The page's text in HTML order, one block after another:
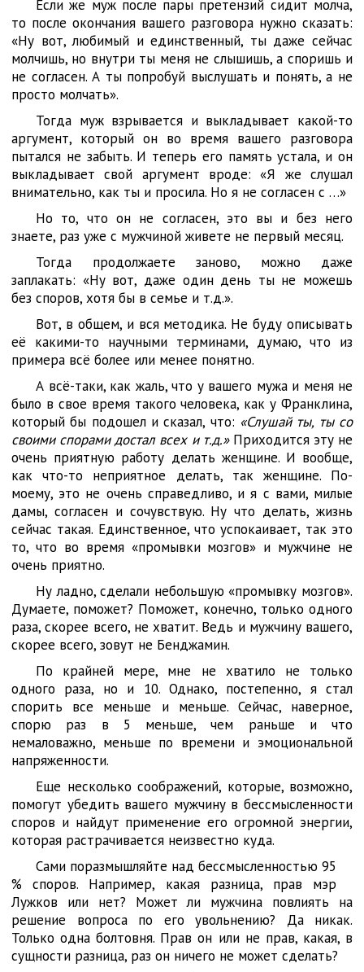
Если же муж после пары претензий сидит молча,
то после окончания вашего разговора нужно сказать:
«Ну вот, любимый и единственный, ты даже сейчас
молчишь, но внутри ты меня не слышишь, а споришь и
не согласен. А ты попробуй выслушать и понять, а не
просто молчать».
Тогда муж взрывается и выкладывает какой-то
аргумент, который он во время вашего разговора
пытался не забыть. И теперь его память устала, и он
выкладывает свой аргумент вроде: «Я же слушал
внимательно, как ты и просила. Но я не согласен с …»
Но то, что он не согласен, это вы и без него
знаете, раз уже с мужчиной живете не первый месяц.
Тогда продолжаете заново, можно даже
заплакать: «Ну вот, даже один день ты не можешь
без споров, хотя бы в семье и т.д.».
Вот, в общем, и вся методика. Не буду описывать
её какими-то научными терминами, думаю, что из
примера всё более или менее понятно.
А всё-таки, как жаль, что у вашего мужа и меня не
было в свое время такого человека, как у Франклина,
который бы подошел и сказал, что: «Слушай ты, ты со
своими спорами достал всех и т.д.»Приходится эту не
очень приятную работу делать женщине. И вообще,
как что-то неприятное делать, так женщине. По-
моему, это не очень справедливо, и я с вами, милые
дамы, согласен и сочувствую. Ну что делать, жизнь
сейчас такая. Единственное, что успокаивает, так это
то, что во время «промывки мозгов» и мужчине не
очень приятно.
Ну ладно, сделали небольшую «промывку мозгов».
Думаете, поможет? Поможет, конечно, только одного
раза, скорее всего, не хватит. Ведь и мужчину вашего,
скорее всего, зовут не Бенджамин.
По крайней мере, мне не хватило не только
одного раза, но и 10. Однако, постепенно, я стал
спорить все меньше и меньше. Сейчас, наверное,
спорю раз в 5 меньше, чем раньше и что
немаловажно, меньше по времени и эмоциональной
напряженности.
Еще несколько соображений, которые, возможно,
помогут убедить вашего мужчину в бессмысленности
споров и найдут применение его огромной энергии,
которая растрачивается неизвестно куда.
Сами поразмышляйте над бессмысленностью 95
% споров. Например, какая разница, прав мэр
Лужков или нет? Может ли мужчина повлиять на
решение вопроса по его увольнению? Да никак.
Только одна болтовня. Прав он или не прав, какая, в
сущности разница, раз он ничего не может сделать?